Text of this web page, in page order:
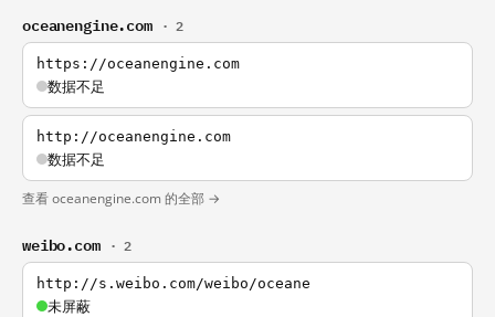
oceanengine.com · 2
https://oceanengine.com
数据不足
http://oceanengine.com
数据不足
查看 oceanengine.com 的全部 →
weibo.com · 2
http://s.weibo.com/weibo/oceane
未屏蔽